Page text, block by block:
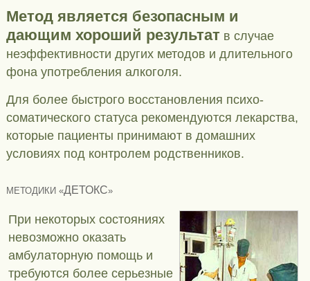
Метод является безопасным и
дающим хороший результатв случае
неэффективности других методов и длительного
фона употребления алкоголя.
Для более быстрого восстановления психо-
соматического статуса рекомендуются лекарства,
которые пациенты принимают в домашних
условиях под контролем родственников.
МЕТОДИКИ «ДЕТОКС»
При некоторых состояниях
невозможно оказать
амбулаторную помощь и
требуются более серьезные